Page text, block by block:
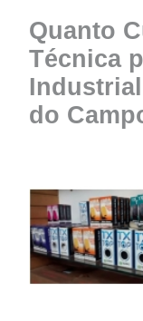
Quanto
Técnica
do